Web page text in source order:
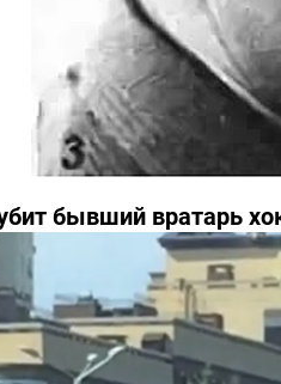
бывший вратарь